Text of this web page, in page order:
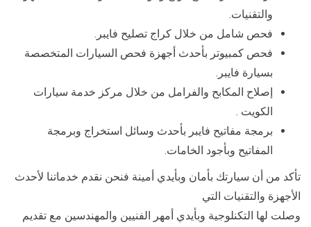
والتقنيات.
فحص شامل من خلال كراج تصليح فايبر.
فحص كمبيوتر بأحدث أجهزة فحص السيارات المتخصصة
بسيارة فايبر.
إصلاح المكابح والفرامل من خلال مركز خدمة سيارات
الكويت .
برمجة مفاتيح فايبر بأحدث وسائل استخراج وبرمجة
المفاتيح وبأجود الخامات.
تأكد من أن سيارتك بأمان وبأيدي أمينة فنحن نقدم خدماتنا لأحدث
الأجهزة والتقنيات التي
وصلت لها التكنلوجية وبأيدي أمهر الفنيين والمهندسين مع تقديم